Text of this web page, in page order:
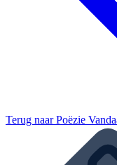
Terug naarPoëzie